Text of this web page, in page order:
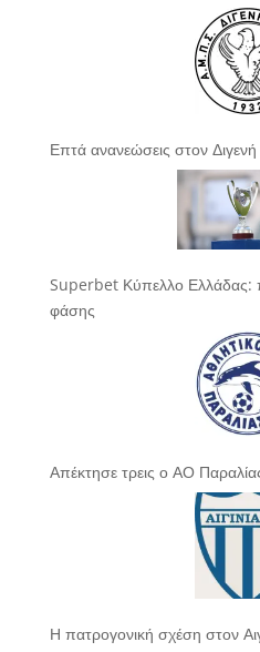
Επτά ανανεώσεις στον
Superbet Κύπελλο Ελλάδας:
φάσης
Απέκτησε τρεις ο ΑΟ
Η πατρογονική σχέση στον